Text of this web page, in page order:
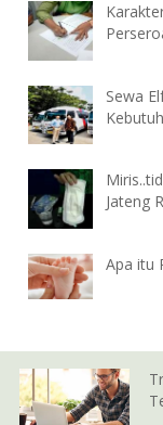
Sewa
Jateng
Apa itu